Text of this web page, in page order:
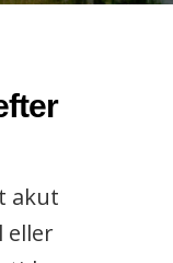
akut
eller